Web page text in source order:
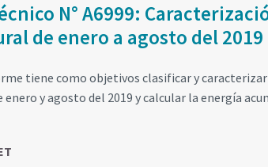
N° A6999:
de enero a agosto del
tiene como objetivos clasificar y
enero y agosto del 2019 y calcular la energía